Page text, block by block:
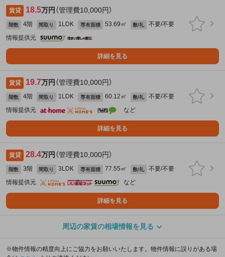
賃貸 18.5万円 （管理費10,000円）
階数 4階 間取り 1LDK 専有面積 53.69㎡ 敷/礼
不要/不要
情報提供元
詳細を見る
賃貸 19.7万円 （管理費10,000円）
階数 4階 間取り 1LDK 専有面積 60.12㎡ 敷/礼
不要/不要
情報提供元
など
詳細を見る
賃貸 28.4万円 （管理費10,000円）
階数 3階 間取り 3LDK 専有面積 77.55㎡ 敷/礼
不要/不要
情報提供元
など
詳細を見る
周辺の家賃の相場情報を見る
※物件情報の精度向上にご協力をお願いいたします。物件情報に誤りがある場